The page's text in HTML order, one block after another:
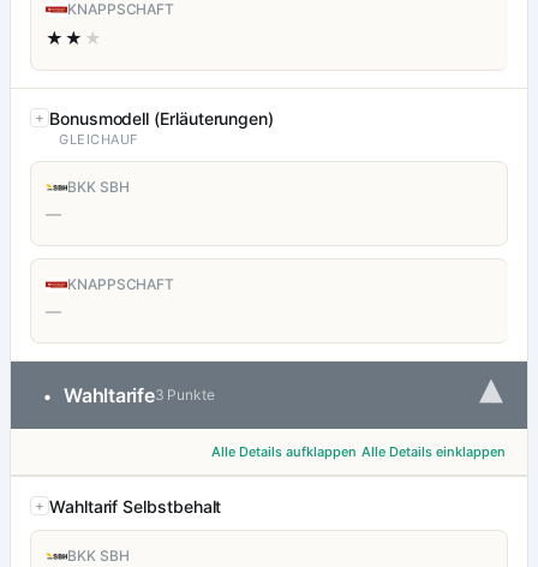
KNAPPSCHAFT
★★ ★
Bonusmodell (Erläuterungen)
GLEICHAUF
BKK SBH
—
KNAPPSCHAFT
—
• Wahltarife3 Punkte ▾
Alle Details aufklappen Alle Details einklappen
Wahltarif Selbstbehalt
BKK SBH